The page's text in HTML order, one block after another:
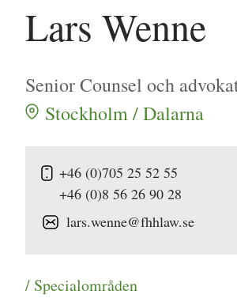
Lars Wenne
Senior Counsel och
Stockholm / Dalarna
+46 (0)705 25 52 55
+46 (0)8 56 26 90 28
lars.wenne@fhhlaw.se
/ Specialområden